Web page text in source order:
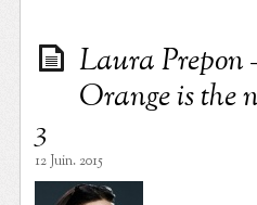
Laura Prepon
Orange is the
3
12 Juin. 2015